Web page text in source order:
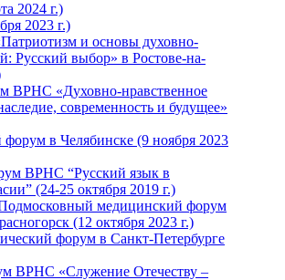
2024 г.)
2023 г.)
и основы духовно-
Русский выбор» в Ростове-на-
ВРНС «Духовно-нравственное
современность и будущее»
в Челябинске (9 ноября 2023
ВРНС “Русский язык в
(24-25 октября 2019 г.)
медицинский форум
(12 октября 2023 г.)
форум в Санкт-Петербурге
ВРНС «Служение Отечеству –